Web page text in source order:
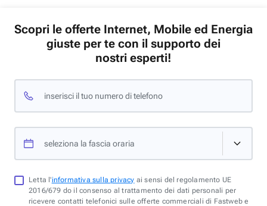
Scopri le offerte Internet, Mobile ed Energia
giuste per te con il supporto dei
nostri esperti!
inserisci il tuo numero di telefono
seleziona la fascia oraria
Letta l'informativa sulla privacy ai sensi del regolamento UE
2016/679 do il consenso al trattamento dei dati personali per
ricevere contatti telefonici sulle offerte commerciali di Fastweb e